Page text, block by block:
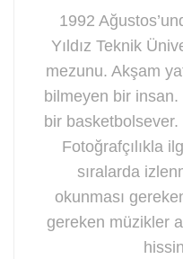
1992
Yıldız Teknik
mezunu. Akşam
bilmeyen bir
bir
Fotoğrafçılıkla
sıralarda
okunması
gereken müzikler